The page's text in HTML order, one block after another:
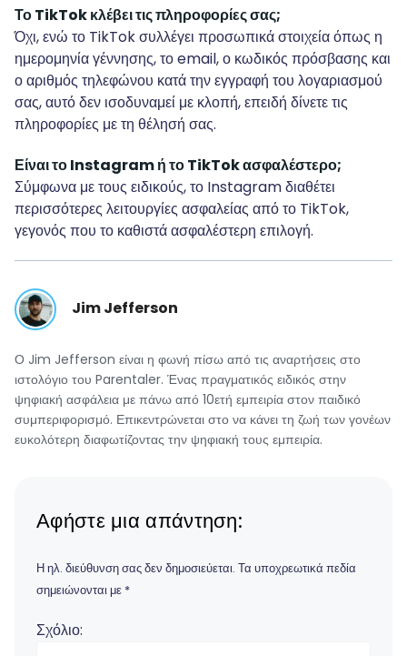
Το TikTok κλέβει τις πληροφορίες σας;
Όχι, ενώ το TikTok συλλέγει προσωπικά στοιχεία όπως η
ημερομηνία γέννησης, το email, ο κωδικός πρόσβασης και
ο αριθμός τηλεφώνου κατά την εγγραφή του λογαριασμού
σας, αυτό δεν ισοδυναμεί με κλοπή, επειδή δίνετε τις
πληροφορίες με τη θέλησή σας.
Είναι το Instagram ή το TikTok ασφαλέστερο;
Σύμφωνα με τους ειδικούς, το Instagram διαθέτει
περισσότερες λειτουργίες ασφαλείας από το TikTok,
γεγονός που το καθιστά ασφαλέστερη επιλογή.
Jim Jefferson
Ο Jim Jefferson είναι η φωνή πίσω από τις αναρτήσεις στο
ιστολόγιο του Parentaler. Ένας πραγματικός ειδικός στην
ψηφιακή ασφάλεια με πάνω από 10ετή εμπειρία στον παιδικό
συμπεριφορισμό. Επικεντρώνεται στο να κάνει τη ζωή των γονέων
ευκολότερη διαφωτίζοντας την ψηφιακή τους εμπειρία.
Αφήστε μια απάντηση:
Η ηλ. διεύθυνση σας δεν δημοσιεύεται. Τα υποχρεωτικά πεδία
σημειώνονται με *
Σχόλιο: